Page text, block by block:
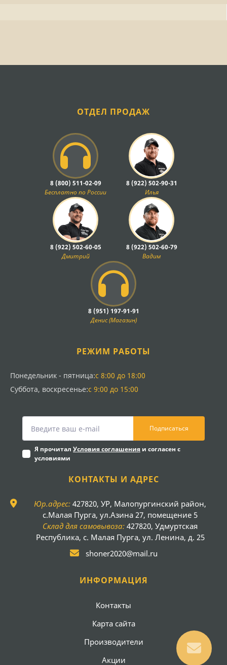
ОТДЕЛ ПРОДАЖ
8 (800) 511-02-09
Бесплатно по России
8 (922) 502-90-31
Илья
8 (922) 502-60-05
Дмитрий
8 (922) 502-60-79
Вадим
8 (951) 197-91-91
Денис (Магазин)
РЕЖИМ РАБОТЫ
Понедельник - пятница:с 8:00 до 18:00
Суббота, воскресенье:с 9:00 до 15:00
Подписаться
Я прочитал Условия соглашения и согласен с
условиями
КОНТАКТЫ И АДРЕС
Юр.адрес: 427820, УР, Малопургинский район,
с.Малая Пурга, ул.Азина 27, помещение 5
Склад для самовывоза: 427820, Удмуртская
Республика, с. Малая Пурга, ул. Ленина, д. 25
shoner2020@mail.ru
ИНФОРМАЦИЯ
Контакты
Карта сайта
Производители
Акции